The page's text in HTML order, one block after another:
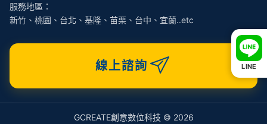
LINE
服務地區：
新竹、桃園、台北、基隆、苗栗、台中、宜蘭..etc
線上諮詢
GCREATE創意數位科技 © 2026